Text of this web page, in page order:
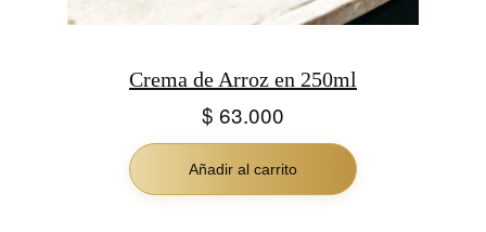
Crema de Arroz en 250ml
$ 63.000
Añadir al carrito